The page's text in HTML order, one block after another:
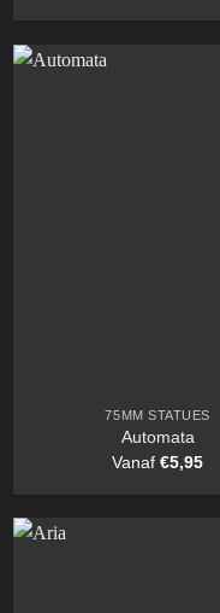
75MM STATUES
Automata
Vanaf€5,95